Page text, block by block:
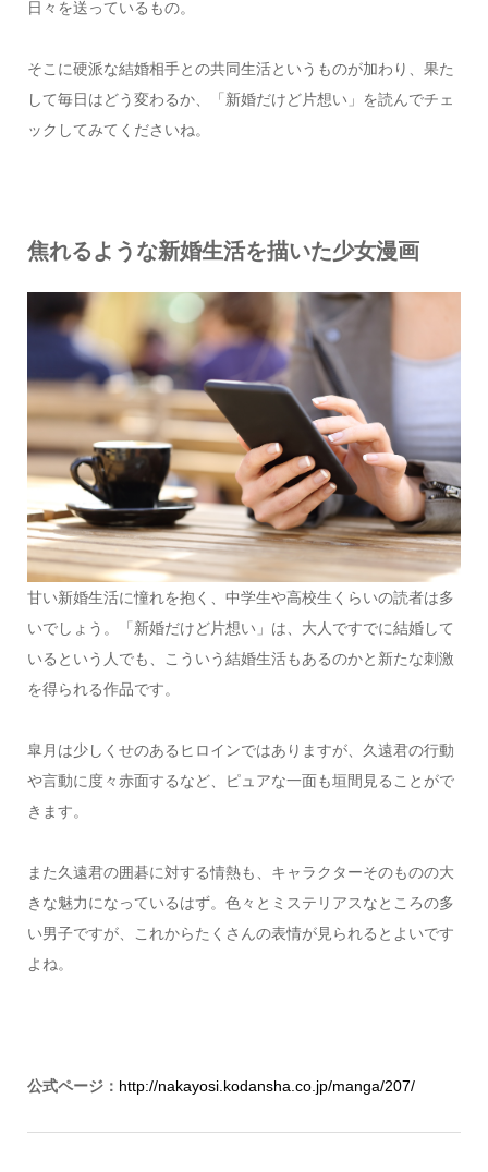
日々を送っているもの。
そこに硬派な結婚相手との共同生活というものが加わり、果た
して毎日はどう変わるか、「新婚だけど片想い」を読んでチェ
ックしてみてくださいね。
焦れるような新婚生活を描いた少女漫画
甘い新婚生活に憧れを抱く、中学生や高校生くらいの読者は多
いでしょう。「新婚だけど片想い」は、大人ですでに結婚して
いるという人でも、こういう結婚生活もあるのかと新たな刺激
を得られる作品です。
皐月は少しくせのあるヒロインではありますが、久遠君の行動
や言動に度々赤面するなど、ピュアな一面も垣間見ることがで
きます。
また久遠君の囲碁に対する情熱も、キャラクターそのものの大
きな魅力になっているはず。色々とミステリアスなところの多
い男子ですが、これからたくさんの表情が見られるとよいです
よね。
公式ページ： http://nakayosi.kodansha.co.jp/manga/207/